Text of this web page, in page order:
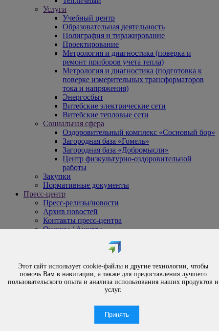
Услуги
Учебный центр
Образовательная деятельность
Полиграфия и тиражирование
Проектирование
Метрология и диагностика (поверка и
ремонт приборов учета тепла)
Метрология и диагностика (подготовка к
поверке измерительных трансформаторов
тока и напряжения)
Энергосбыт
Витебские электрические сети
Витебские тепловые сети
Социальная сфера
Оздоровительный комплекс «Сосновый бор»
Загородная база «Гомель»
Загородная база «Добромысли»
Центр физкультурно-оздоровительной
работы
Закупки
Нормативные документы
Пресс-центр
Пресс-релизы/новости
Архив новостей
Контакты пресс-центра
Опросы / Анкеты
Обращения
Порядок рассмотрения обращений
Личный приём
Электронные обращения
Часто задаваемые вопросы
Этот сайт использует cookie-файлы и другие технологии, чтобы
помочь Вам в навигации, а также для предоставления лучшего
пользовательского опыта и анализа использования наших продуктов и
услуг.
Принять